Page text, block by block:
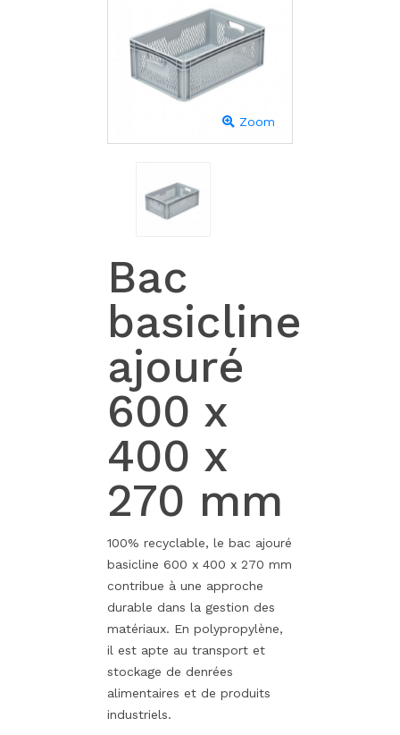
Zoom
Bac
basicline
ajouré
600 x
400 x
270 mm
100% recyclable, le bac ajouré
basicline 600 x 400 x 270 mm
contribue à une approche
durable dans la gestion des
matériaux. En polypropylène,
il est apte au transport et
stockage de denrées
alimentaires et de produits
industriels.